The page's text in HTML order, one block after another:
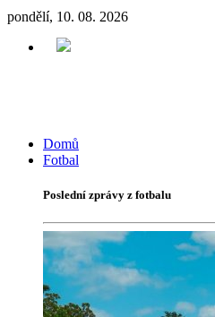
pondělí, 10. 08. 2026
Domů
Fotbal
Poslední zprávy z fotbalu